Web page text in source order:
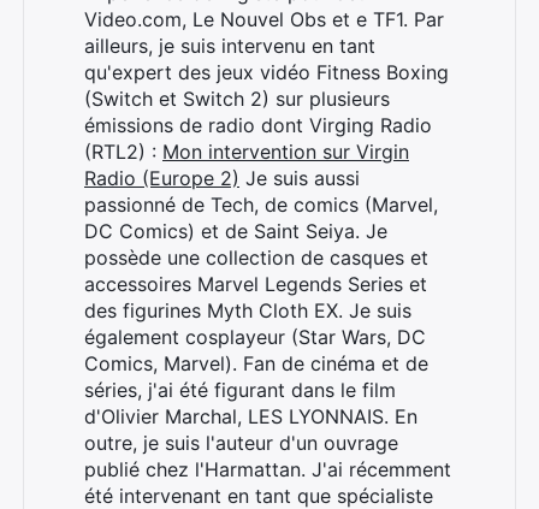
Video.com, Le Nouvel Obs et e TF1. Par
ailleurs, je suis intervenu en tant
qu'expert des jeux vidéo Fitness Boxing
(Switch et Switch 2) sur plusieurs
émissions de radio dont Virging Radio
(RTL2) : Mon intervention sur Virgin
Radio (Europe 2) Je suis aussi
passionné de Tech, de comics (Marvel,
DC Comics) et de Saint Seiya. Je
possède une collection de casques et
accessoires Marvel Legends Series et
des figurines Myth Cloth EX. Je suis
également cosplayeur (Star Wars, DC
Comics, Marvel). Fan de cinéma et de
séries, j'ai été figurant dans le film
d'Olivier Marchal, LES LYONNAIS. En
outre, je suis l'auteur d'un ouvrage
publié chez l'Harmattan. J'ai récemment
été intervenant en tant que spécialiste